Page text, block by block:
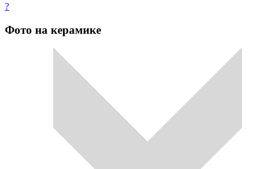
?
Фото на керамике